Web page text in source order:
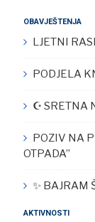
OBAVJEŠTENJA
LJETNI
PODJELA
☪︎ SRETNA
POZIV NA
OTPADA”
✨ BAJRAM
AKTIVNOSTI